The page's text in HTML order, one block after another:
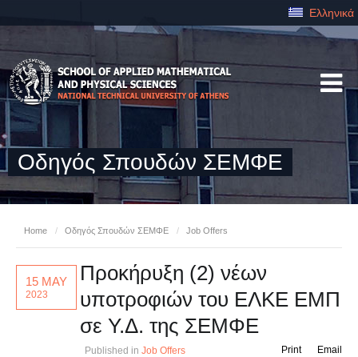
Ελληνικά
Οδηγός Σπουδών ΣΕΜΦΕ
Home / Οδηγός Σπουδών ΣΕΜΦΕ / Job Offers
15 MAY
2023
Προκήρυξη (2) νέων
υποτροφιών του ΕΛΚΕ ΕΜΠ
σε Υ.Δ. της ΣΕΜΦΕ
Published in Job Offers Email
Print